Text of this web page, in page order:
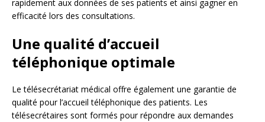
rapidement aux données de ses patients et ainsi gagner en
efficacité lors des consultations.
Une qualité d’accueil
téléphonique optimale
Le télésecrétariat médical offre également une garantie de
qualité pour l’accueil téléphonique des patients. Les
télésecrétaires sont formés pour répondre aux demandes